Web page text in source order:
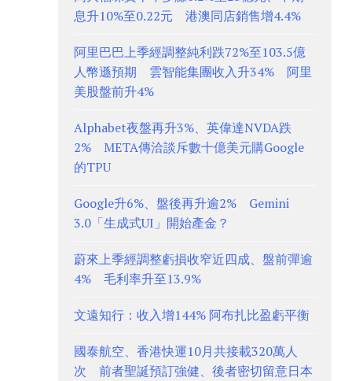
息升10%至0.22元 港澳同店銷售增4.4%
阿里巴巴上季經調整純利跌72%至103.5億
人幣遜預期 雲智能集團收入升34% 阿里
美股盤前升4%
Alphabet夜盤再升3%、英偉達NVDA跌
2% META傳洽談斥數十億美元購Google
的TPU
Google升6%、盤後再升逾2% Gemini
3.0「生成式UI」開始產金？
蔚來上季經調整虧損收窄近四成、盤前彈逾
4% 毛利率升至13.9%
文遠知行：收入增144% 阿布扎比盈虧平衡
國泰航空、香港快運10月共接載320萬人
次 前者聖誕預訂強健、後者密切留意日本